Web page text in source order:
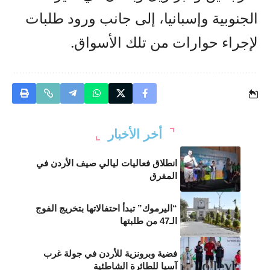
الجنوبية وإسبانيا، إلى جانب ورود طلبات
لإجراء حوارات من تلك الأسواق.
أخر الأخبار
انطلاق فعاليات ليالي صيف الأردن في
المفرق
“اليرموك” تبدأ احتفالاتها بتخريج الفوج
الـ47 من طلبتها
فضية وبرونزية للأردن في جولة غرب
آسيا للطائرة الشاطئية